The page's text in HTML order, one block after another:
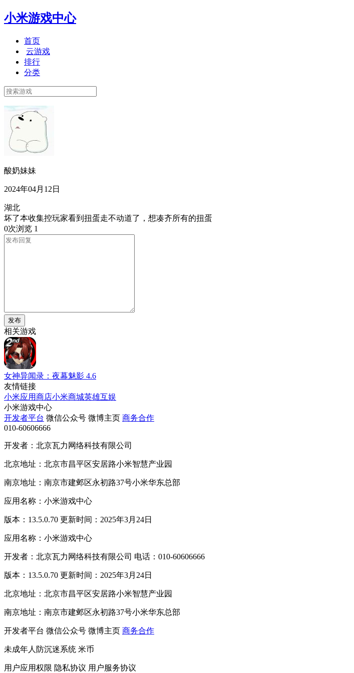
小米游戏中心
首页
云游戏
排行
分类
酸奶妹妹
2024年04月12日
湖北
坏了本收集控玩家看到扭蛋走不动道了，想凑齐所有的扭蛋
0次浏览 1
发布
相关游戏
女神异闻录：夜幕魅影 4.6
友情链接
小米应用商店小米商城英雄互娱
小米游戏中心
开发者平台 微信公众号 微博主页 商务合作
010-60606666
开发者：北京瓦力网络科技有限公司
北京地址：北京市昌平区安居路小米智慧产业园
南京地址：南京市建邺区永初路37号小米华东总部
应用名称：小米游戏中心
版本：13.5.0.70 更新时间：2025年3月24日
应用名称：小米游戏中心
开发者：北京瓦力网络科技有限公司 电话：010-60606666
版本：13.5.0.70 更新时间：2025年3月24日
北京地址：北京市昌平区安居路小米智慧产业园
南京地址：南京市建邺区永初路37号小米华东总部
开发者平台 微信公众号 微博主页 商务合作
未成年人防沉迷系统 米币
用户应用权限 隐私协议 用户服务协议